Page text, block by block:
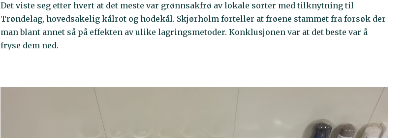
Det viste seg etter hvert at det meste var grønnsakfrø av lokale sorter med tilknytning til
Trøndelag, hovedsakelig kålrot og hodekål. Skjørholm forteller at frøene stammet fra forsøk der
man blant annet så på effekten av ulike lagringsmetoder. Konklusjonen var at det beste var å
fryse dem ned.